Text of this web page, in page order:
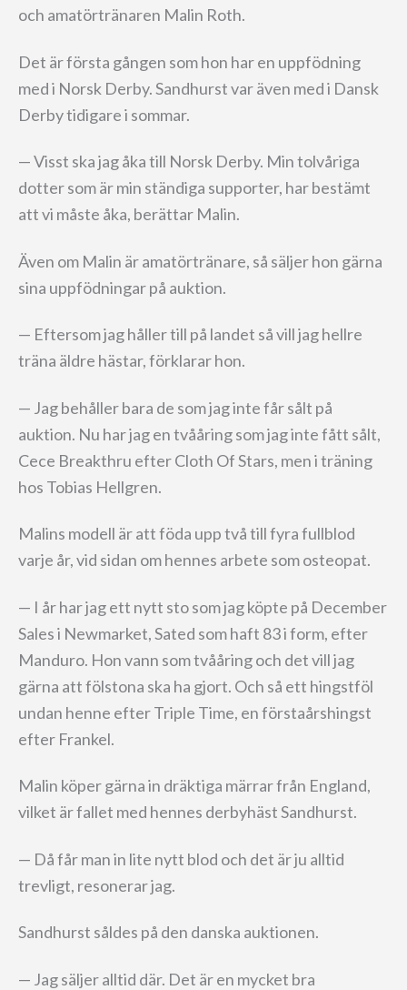
och amatörtränaren Malin Roth.
Det är första gången som hon har en uppfödning
med i Norsk Derby. Sandhurst var även med i Dansk
Derby tidigare i sommar.
— Visst ska jag åka till Norsk Derby. Min tolvåriga
dotter som är min ständiga supporter, har bestämt
att vi måste åka, berättar Malin.
Även om Malin är amatörtränare, så säljer hon gärna
sina uppfödningar på auktion.
— Eftersom jag håller till på landet så vill jag hellre
träna äldre hästar, förklarar hon.
— Jag behåller bara de som jag inte får sålt på
auktion. Nu har jag en tvååring som jag inte fått sålt,
Cece Breakthru efter Cloth Of Stars, men i träning
hos Tobias Hellgren.
Malins modell är att föda upp två till fyra fullblod
varje år, vid sidan om hennes arbete som osteopat.
— I år har jag ett nytt sto som jag köpte på December
Sales i Newmarket, Sated som haft 83 i form, efter
Manduro. Hon vann som tvååring och det vill jag
gärna att fölstona ska ha gjort. Och så ett hingstföl
undan henne efter Triple Time, en förstaårshingst
efter Frankel.
Malin köper gärna in dräktiga märrar från England,
vilket är fallet med hennes derbyhäst Sandhurst.
— Då får man in lite nytt blod och det är ju alltid
trevligt, resonerar jag.
Sandhurst såldes på den danska auktionen.
— Jag säljer alltid där. Det är en mycket bra